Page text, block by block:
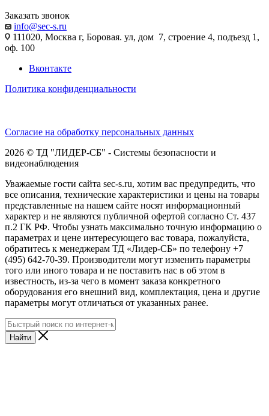
Заказать звонок
info@sec-s.ru
111020, Москва г, Боровая. ул, дом 7, строение 4, подъезд 1,
оф. 100
Вконтакте
Политика конфиденциальности
Согласие на обработку персональных данных
2026 © ТД "ЛИДЕР-СБ" - Системы безопасности и
видеонаблюдения
Уважаемые гости сайта sec-s.ru, хотим вас предупредить, что
все описания, технические характеристики и цены на товары
представленные на нашем сайте носят информационный
характер и не являются публичной офертой согласно Ст. 437
п.2 ГК РФ. Чтобы узнать максимально точную информацию о
параметрах и цене интересующего вас товара, пожалуйста,
обратитесь к менеджерам ТД «Лидер-СБ» по телефону +7
(495) 642-70-39. Производители могут изменить параметры
того или иного товара и не поставить нас в об этом в
известность, из-за чего в момент заказа конкретного
оборудования его внешний вид, комплектация, цена и другие
параметры могут отличаться от указанных ранее.
Найти